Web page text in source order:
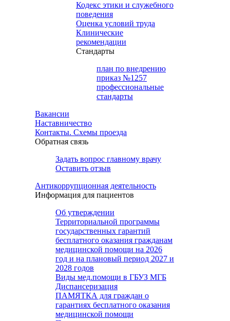
Кодекс этики и служебного
поведения
Оценка условий труда
Клинические
рекомендации
Cтандарты
план по внедрению
приказ №1257
профессиональные
стандарты
Вакансии
Наставничество
Контакты. Схемы проезда
Обратная связь
Задать вопрос главному врачу
Оставить отзыв
Антикоррупционная деятельность
Информация для пациентов
Об утверждении
Территориальной программы
государственных гарантий
бесплатного оказания гражданам
медицинской помощи на 2026
год и на плановый период 2027 и
2028 годов
Виды мед.помощи в ГБУЗ МГБ
Диспансеризация
ПАМЯТКА для граждан о
гарантиях бесплатного оказания
медицинской помощи